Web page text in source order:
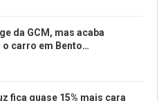
da GCM, mas acaba
o carro em Bento…
fica quase 15% mais cara